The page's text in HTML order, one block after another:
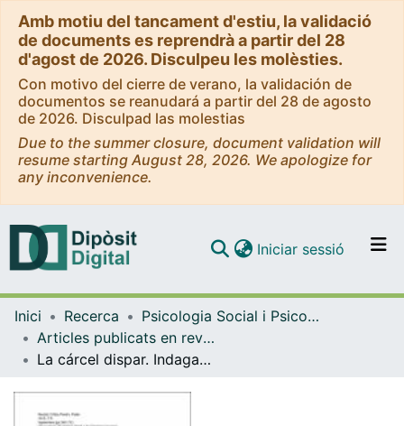
Amb motiu del tancament d'estiu, la validació
de documents es reprendrà a partir del 28
d'agost de 2026. Disculpeu les molèsties.
Con motivo del cierre de verano, la validación de
documentos se reanudará a partir del 28 de agosto
de 2026. Disculpad las molestias
Due to the summer closure, document validation will
resume starting August 28, 2026. We apologize for
any inconvenience.
Navega per tot el DD
Contacte
Iniciar sessió (current)
Inici Recerca
Psicologia Social i Psicologia Quantitativa
Articles publicats en revistes (Psicologia Social i Psicologia Quantitativa)
La cárcel dispar. Indagando la evolución de los telos penitenciarios.